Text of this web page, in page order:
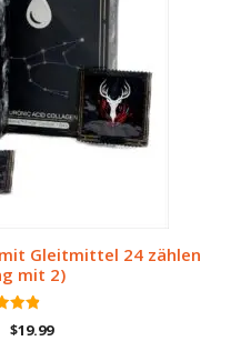
Gleitmittel 24 zählen
mit 2)
5
Originalpreis
$19.99Aktueller